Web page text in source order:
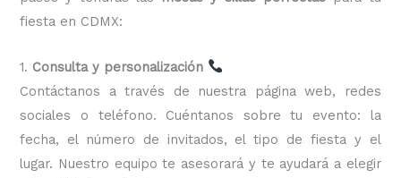
fiesta en CDMX:
1. Consulta y personalización
Contáctanos a través de nuestra página web, redes
sociales o teléfono. Cuéntanos sobre tu evento: la
fecha, el número de invitados, el tipo de fiesta y el
lugar. Nuestro equipo te asesorará y te ayudará a elegir